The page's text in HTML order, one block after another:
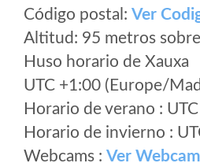
Código postal: Ver
Altitud: 95 metros
Huso horario de Xauxa
UTC +1:00 (Europe/
Horario de verano :
Horario de invierno :
Webcams : Ver